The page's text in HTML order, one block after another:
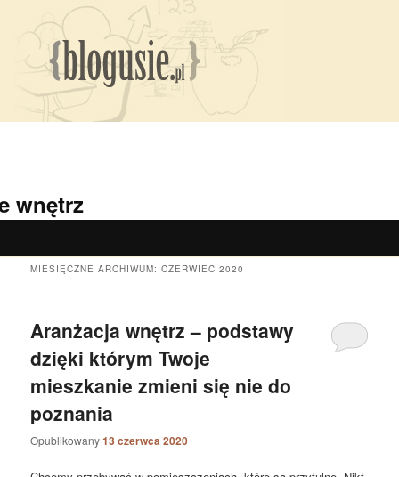
wnętrz
MIESIĘCZNE ARCHIWUM:CZERWIEC 2020
Aranżacja wnętrz – podstawy
dzięki którym Twoje
mieszkanie zmieni się nie do
poznania
Opublikowany13 czerwca 2020